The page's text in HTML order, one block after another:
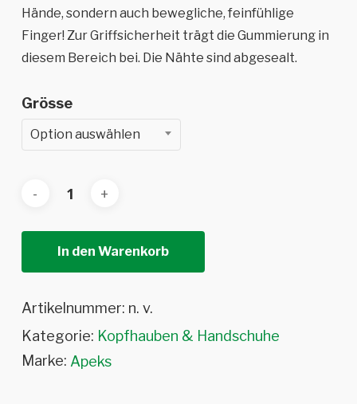
Hände, sondern auch bewegliche, feinfühlige
Finger! Zur Griffsicherheit trägt die Gummierung in
diesem Bereich bei. Die Nähte sind abgesealt.
Grösse
Option auswählen
In den Warenkorb
Artikelnummer: n. v.
Kategorie: Kopfhauben & Handschuhe
Marke: Apeks